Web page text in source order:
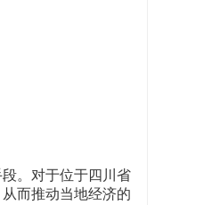
。对于位于四川省
而推动当地经济的